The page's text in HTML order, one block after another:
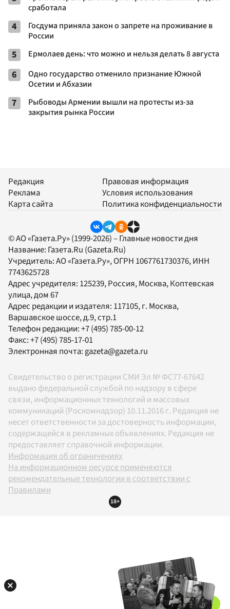
сработала
4
Госдума приняла закон о запрете на проживание в
России
5 Ермолаев день: что можно и нельзя делать 8 августа
6
Одно государство отменило признание Южной
Осетии и Абхазии
7
Рыбоводы Армении вышли на протесты из-за
закрытия рынка России
Редакция
Реклама
Карта сайта
Правовая информация
Условия использования
Политика конфиденциальности
© АО «Газета.Ру» (1999-2026) – Главные новости дня
Название: Газета.Ru (Gazeta.Ru)
Учредитель:АО «Газета.Ру», ОГРН 1067761730376, ИНН
7743625728
Адрес учредителя: 125239, Россия, Москва, Коптевская
улица, дом 67
Адрес редакции и издателя: 117105, г. Москва,
Варшавское шоссе, д.9, стр.1
Телефон редакции:+7 (495) 785-00-12
Факс:+7 (495) 785-17-01
Электронная почта: gazeta@gazeta.ru
Свидетельство о регистрации СМИ Эл № ФС77-67642
выдано федеральной службой по надзору в сфере
связи, информационных технологий и массовых
коммуникаций (Роскомнадзор) 10.11.2016 г. Редакция не
несет ответственности за достоверность информации,
содержащейся в рекламных объявлениях. Редакция не
предоставляет справочной информации.
Информация об ограничениях
На информационном ресурсе применяются
рекомендательные технологии в соответствии с
Правилами
18+